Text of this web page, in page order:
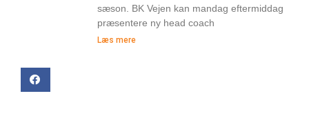
sæson. BK Vejen kan mandag eftermiddag
præsentere ny head coach
Læs mere